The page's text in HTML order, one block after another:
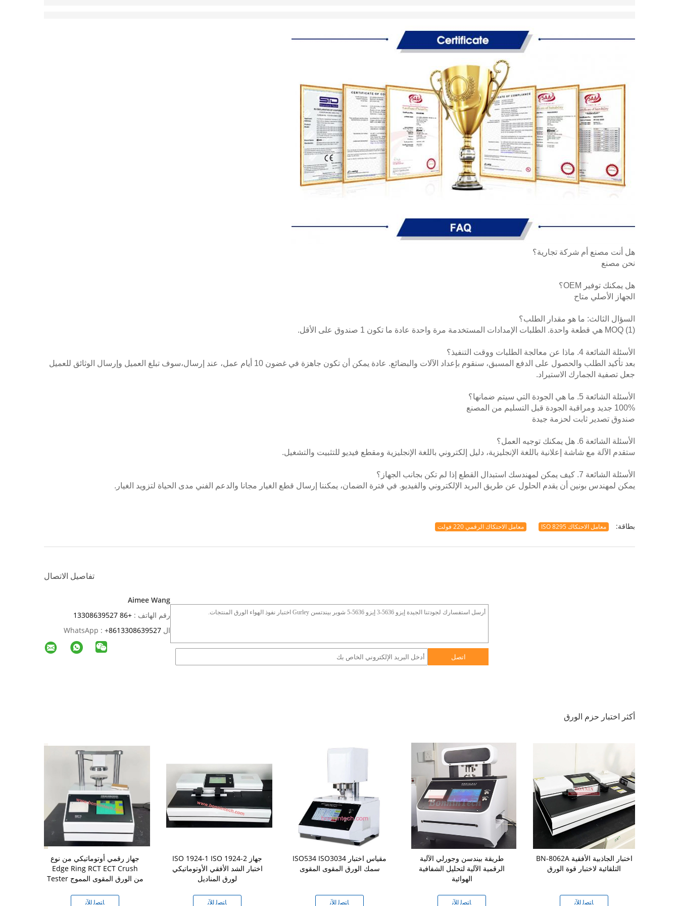
هل أنت مصنع أم شركة تجارية؟
نحن مصنع
هل يمكنك توفير OEM؟
الجهاز الأصلي متاح
السؤال الثالث: ما هو مقدار الطلب؟
(1) MOQ هي قطعة واحدة. الطلبات الإمدادات المستخدمة مرة واحدة عادة ما تكون 1 صندوق على الأقل.
الأسئلة الشائعة 4. ماذا عن معالجة الطلبات ووقت التنفيذ؟
بعد تأكيد الطلب والحصول على الدفع المسبق، سنقوم بإعداد الآلات والبضائع. عادة يمكن أن تكون جاهزة في غضون 10 أيام عمل، عند إرسال،سوف تبلغ العميل وإرسال الوثائق للعميل
جعل تصفية الجمارك الاستيراد.
الأسئلة الشائعة 5. ما هي الجودة التي سيتم ضمانها؟
100% جديد ومراقبة الجودة قبل التسليم من المصنع
صندوق تصدير ثابت لحزمة جيدة
الأسئلة الشائعة 6. هل يمكنك توجيه العمل؟
ستقدم الآلة مع شاشة إعلانية باللغة الإنجليزية، دليل إلكتروني باللغة الإنجليزية ومقطع فيديو للتثبيت والتشغيل.
الأسئلة الشائعة 7. كيف يمكن لمهندسك استبدال القطع إذا لم تكن بجانب الجهاز؟
يمكن لمهندس بونين أن يقدم الحلول عن طريق البريد الإلكتروني والفيديو. في فترة الضمان، يمكننا إرسال قطع الغيار مجانا والدعم الفني مدى الحياة لتزويد الغيار.
بطاقة: معامل الاحتكاك ISO 8295 معامل الاحتكاك الرقمي 220 فولت
تفاصيل الاتصال
Aimee Wang
رقم الهاتف : +86 13308639527
ال WhatsApp :
+8613308639527
اتصل
أكثر اختبار حزم الورق
جهاز رقمي أوتوماتيكي من نوع
Edge Ring RCT ECT Crush
Tester من الورق المقوى المموج
ﺎﺘﺼﻟ ﺍﻶﻧ
ISO 1924-1 ISO 1924-2 جهاز
اختبار الشد الأفقي الأوتوماتيكي
لورق المناديل
ﺎﺘﺼﻟ ﺍﻶﻧ
ISO534 ISO3034 مقياس اختبار
سمك الورق المقوى المقوى
ﺎﺘﺼﻟ ﺍﻶﻧ
طريقة بيندسن وجورلي الآلية
الرقمية الآلية لتحليل الشفافية
الهوائية
ﺎﺘﺼﻟ ﺍﻶﻧ
BN-8062A اختبار الجاذبية الأفقية
التلقائية لاختبار قوة الورق
ﺎﺘﺼﻟ ﺍﻶﻧ